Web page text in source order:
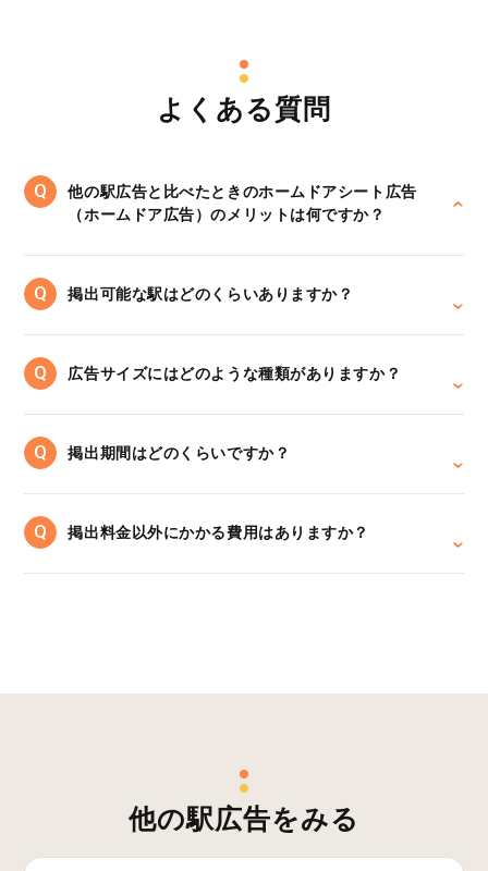
よくある質問
他の駅広告と比べたときのホームドアシート広告
（ホームドア広告）のメリットは何ですか？
掲出可能な駅はどのくらいありますか？
広告サイズにはどのような種類がありますか？
掲出期間はどのくらいですか？
掲出料金以外にかかる費用はありますか？
他の駅広告をみる